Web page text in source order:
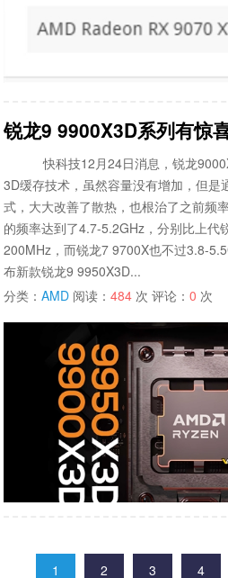
锐龙9 9900X3D系列有惊
快科技12月24日消息，锐龙
3D缓存技术，虽然容量没有增加，但是
式，大大改善了散热，也根治了之前频
的频率达到了4.7-5.2GHz，分别比上代
200MHz，而锐龙7 9700X也不过3.8-
布新款锐龙9 9950X3D...
分类：AMD 阅读：484 次 评论：0 次
1 2 3 4